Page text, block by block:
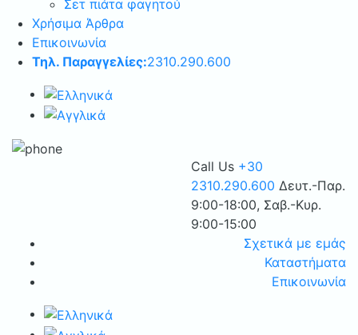
Σετ πιάτα φαγητού
Χρήσιμα Άρθρα
Επικοινωνία
Τηλ. Παραγγελίες:2310.290.600
Call Us +30
2310.290.600 Δευτ.-Παρ.
9:00-18:00, Σαβ.-Κυρ.
9:00-15:00
Σχετικά με εμάς
Καταστήματα
Επικοινωνία